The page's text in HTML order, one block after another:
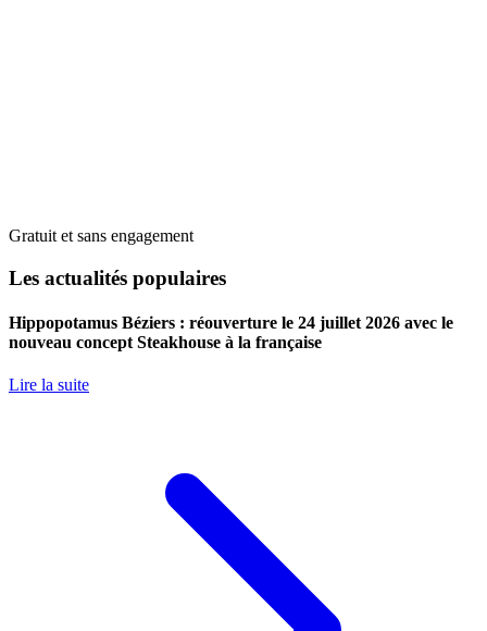
Gratuit et sans engagement
Les actualités populaires
Hippopotamus Béziers : réouverture le 24 juillet 2026 avec le
nouveau concept Steakhouse à la française
Lire la suite